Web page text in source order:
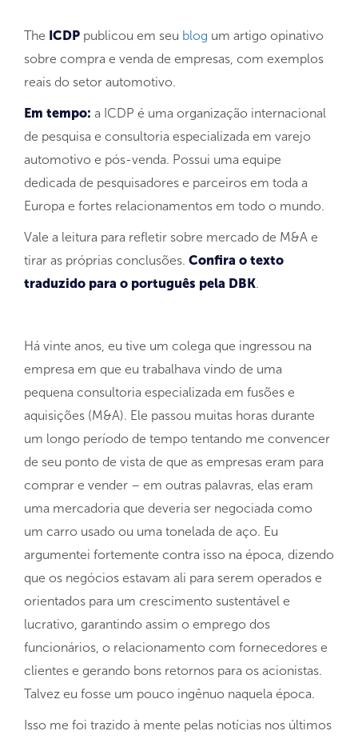
The ICDP publicou em seu blog um artigo opinativo
sobre compra e venda de empresas, com exemplos
reais do setor automotivo.
Em tempo: a ICDP é uma organização internacional
de pesquisa e consultoria especializada em varejo
automotivo e pós-venda. Possui uma equipe
dedicada de pesquisadores e parceiros em toda a
Europa e fortes relacionamentos em todo o mundo.
Vale a leitura para refletir sobre mercado de M&A e
tirar as próprias conclusões. Confira o texto
traduzido para o português pela DBK.
Há vinte anos, eu tive um colega que ingressou na
empresa em que eu trabalhava vindo de uma
pequena consultoria especializada em fusões e
aquisições (M&A). Ele passou muitas horas durante
um longo período de tempo tentando me convencer
de seu ponto de vista de que as empresas eram para
comprar e vender – em outras palavras, elas eram
uma mercadoria que deveria ser negociada como
um carro usado ou uma tonelada de aço. Eu
argumentei fortemente contra isso na época, dizendo
que os negócios estavam ali para serem operados e
orientados para um crescimento sustentável e
lucrativo, garantindo assim o emprego dos
funcionários, o relacionamento com fornecedores e
clientes e gerando bons retornos para os acionistas.
Talvez eu fosse um pouco ingênuo naquela época.
Isso me foi trazido à mente pelas notícias nos últimos